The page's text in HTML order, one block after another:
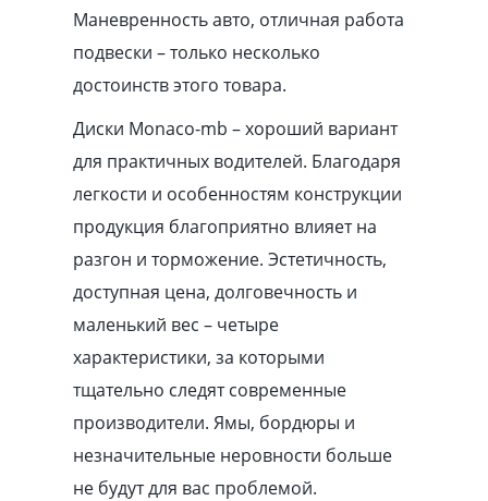
Маневренность авто, отличная работа
подвески – только несколько
достоинств этого товара.
Диски Monaco-mb – хороший вариант
для практичных водителей. Благодаря
легкости и особенностям конструкции
продукция благоприятно влияет на
разгон и торможение. Эстетичность,
доступная цена, долговечность и
маленький вес – четыре
характеристики, за которыми
тщательно следят современные
производители. Ямы, бордюры и
незначительные неровности больше
не будут для вас проблемой.